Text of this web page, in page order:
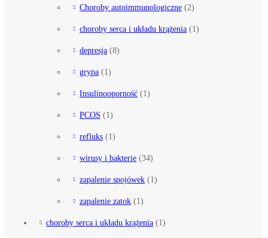
Choroby autoimmunologiczne (2)
choroby serca i układu krążenia (1)
depresja (8)
grypa (1)
Insulinooporność (1)
PCOS (1)
refluks (1)
wirusy i bakterie (34)
zapalenie spojówek (1)
zapalenie zatok (1)
choroby serca i układu krążenia (1)